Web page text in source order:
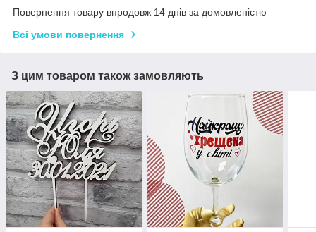
Повернення товару впродовж 14 днів за домовленістю
Всі умови повернення
З цим товаром також замовляють